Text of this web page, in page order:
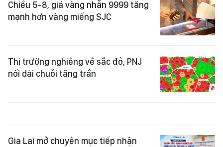
Chiều 5-8, giá vàng nhẫn 9999 tăng
mạnh hơn vàng miếng SJC
Thị trường nghiêng về sắc đỏ, PNJ
nối dài chuỗi tăng trần
Gia Lai mở chuyên mục tiếp nhận